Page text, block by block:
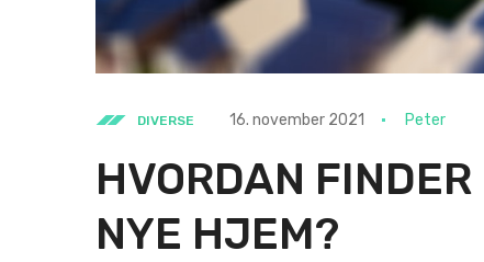
DIVERSE 16. november 2021 Peter
HVORDAN
NYE HJEM?